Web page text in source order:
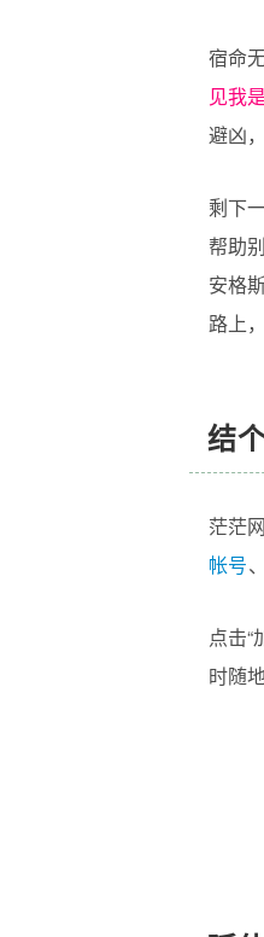
宿命
见我
避凶
剩下
帮助
安格
路上
结
茫茫
帐号、
点击
时随